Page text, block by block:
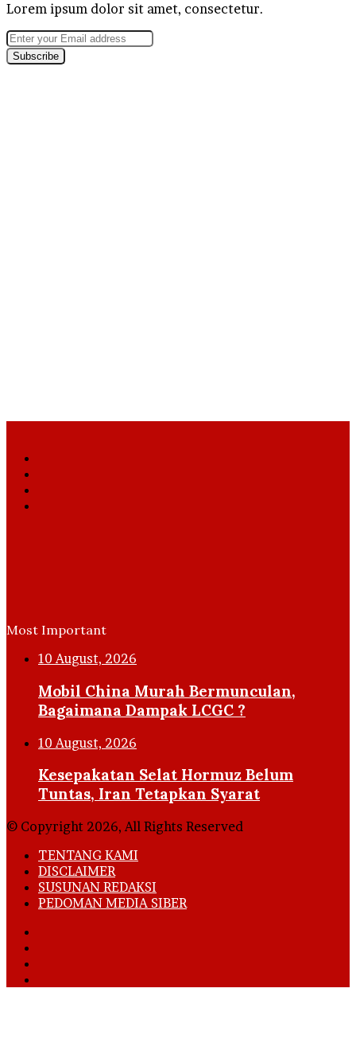
Lorem ipsum dolor sit amet, consectetur.
Enter
your
Email
Most Important
10 August, 2026
Mobil China Murah Bermunculan,
Bagaimana Dampak LCGC ?
10 August, 2026
Kesepakatan Selat Hormuz Belum
Tuntas, Iran Tetapkan Syarat
© Copyright 2026, All Rights Reserved
TENTANG KAMI
DISCLAIMER
SUSUNAN REDAKSI
PEDOMAN MEDIA SIBER